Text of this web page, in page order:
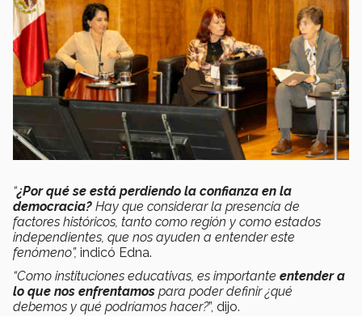
“¿Por qué se está perdiendo la confianza en la
democracia? Hay que considerar la presencia de
factores históricos, tanto como región y como estados
independientes, que nos ayuden a entender este
fenómeno”, indicó Edna.
“Como instituciones educativas, es importante entender a
lo que nos enfrentamos para poder definir ¿qué
debemos y qué podríamos hacer?”, dijo.